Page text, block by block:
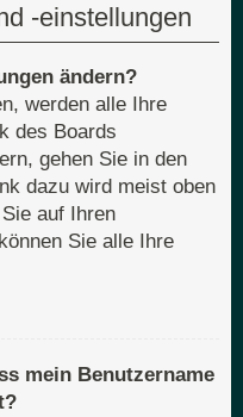
-einstellungen
ändern?
werden alle Ihre
des Boards
gehen Sie in den
dazu wird meist oben
auf Ihren
Sie alle Ihre
mein Benutzername